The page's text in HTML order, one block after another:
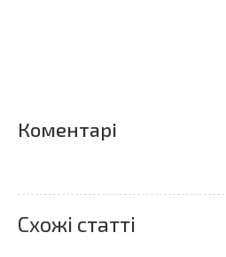
Коментарі
Схожі статті